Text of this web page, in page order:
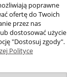
5 »
poprawne
ofertę do Twoich
przez nas
dostosować użycie
"Dostosuj zgody".
Polityce